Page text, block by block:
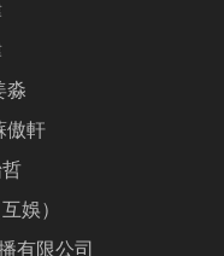
淼
傲軒
娛）
有限公司